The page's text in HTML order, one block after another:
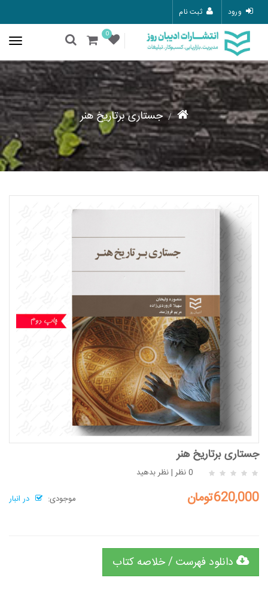
ورود ثبت نام
0
جستاری برتاریخ هنر
جستاری برتاریخ هنر
0 نظر |نظر بدهید
موجودی:
در انبار 620,000تومان
دانلود فهرست / خلاصه کتاب